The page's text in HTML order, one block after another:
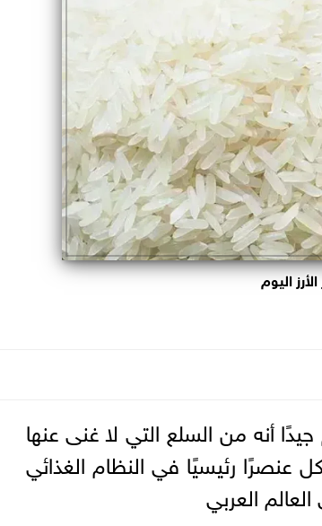
اليوم
جيدًا أنه من السلع التي لا غنى عنها
عنصرًا رئيسيًا في النظام الغذائي
العربي